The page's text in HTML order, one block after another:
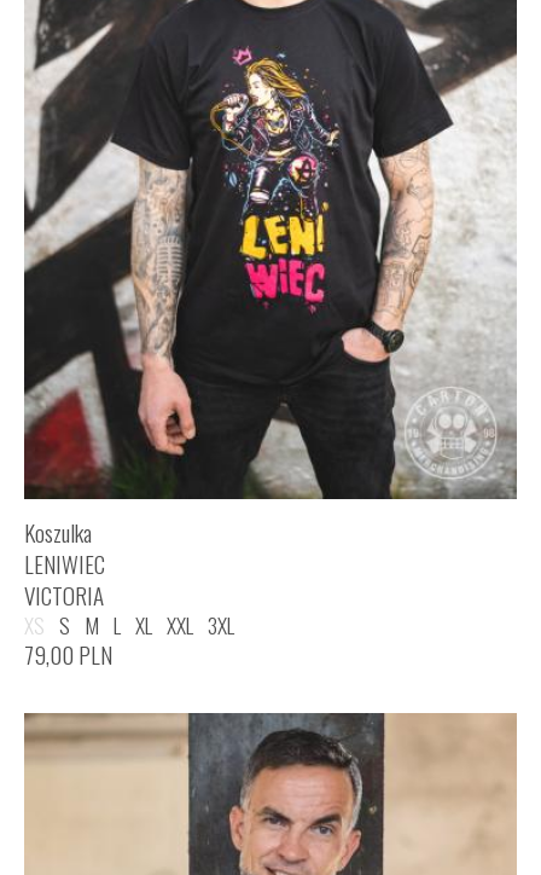
Koszulka
LENIWIEC
VICTORIA
XS S M L XL XXL 3XL
79,00 PLN